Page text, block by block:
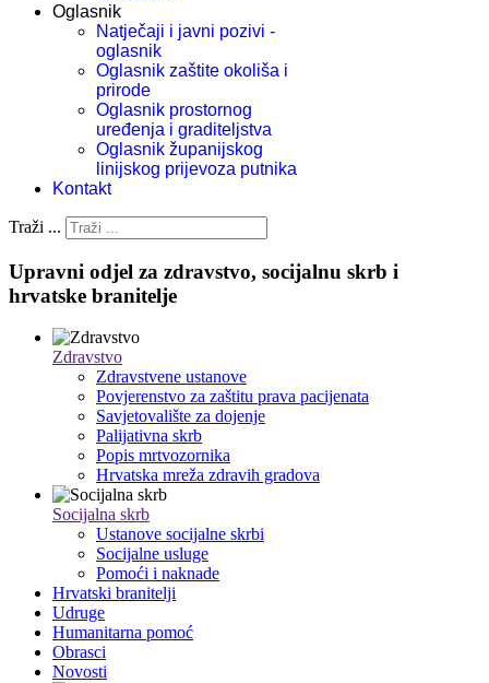
Oglasnik
Natječaji i javni pozivi -
oglasnik
Oglasnik zaštite okoliša i
prirode
Oglasnik prostornog
uređenja i graditeljstva
Oglasnik županijskog
linijskog prijevoza putnika
Kontakt
Traži ...
Upravni odjel za zdravstvo, socijalnu skrb i
hrvatske branitelje
Zdravstvo
Zdravstvene ustanove
Povjerenstvo za zaštitu prava pacijenata
Savjetovalište za dojenje
Palijativna skrb
Popis mrtvozornika
Hrvatska mreža zdravih gradova
Socijalna skrb
Ustanove socijalne skrbi
Socijalne usluge
Pomoći i naknade
Hrvatski branitelji
Udruge
Humanitarna pomoć
Obrasci
Novosti